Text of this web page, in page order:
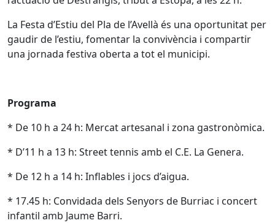
La Festa d’Estiu del Pla de l’Avellà és una oportunitat per
gaudir de l’estiu, fomentar la convivència i compartir
una jornada festiva oberta a tot el municipi.
Programa
* De 10 h a 24 h: Mercat artesanal i zona gastronòmica.
* D’11 h a 13 h: Street tennis amb el C.E. La Genera.
* De 12 h a 14 h: Inflables i jocs d’aigua.
* 17.45 h: Convidada dels Senyors de Burriac i concert
infantil amb Jaume Barri.